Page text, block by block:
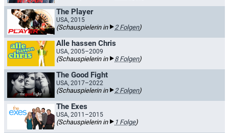
The Player
USA, 2015
(Schauspielerin in 2 Folgen)
Alle hassen Chris
USA, 2005–2009
(Schauspielerin in 8 Folgen)
The Good Fight
USA, 2017–2022
(Schauspielerin in 2 Folgen)
The Exes
USA, 2011–2015
(Schauspielerin in 1 Folge)